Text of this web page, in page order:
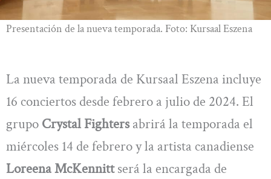
Presentación de la nueva temporada. Foto: Kursaal Eszena
La nueva temporada de Kursaal Eszena incluye
16 conciertos desde febrero a julio de 2024. El
grupo Crystal Fightersabrirá la temporada el
miércoles 14 de febrero y la artista canadiense
Loreena McKennittserá la encargada de